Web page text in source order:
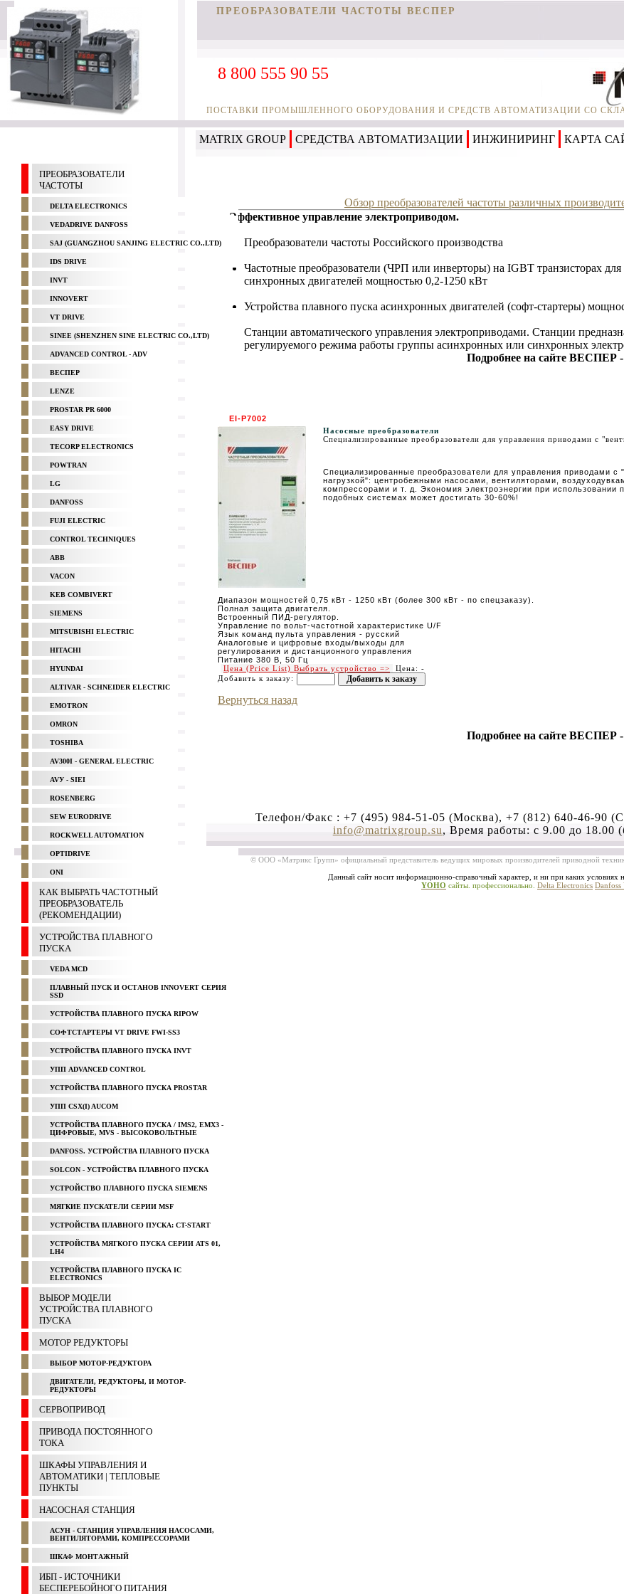
ПРЕОБРАЗОВАТЕЛИ ЧАСТОТЫ ВЕСПЕР
ПОСТАВКИ ПРОМЫШЛЕННОГО ОБОРУДОВАНИЯ И СРЕДСТВ АВТОМАТИЗАЦИИ СО
8 800 555 90 55
MATRIX GROUP СРЕДСТВА АВТОМАТИЗАЦИИ ИНЖИНИРИНГ КАРТА
ПРЕОБРАЗОВАТЕЛИ
ЧАСТОТЫ
DELTA ELECTRONICS
VEDADRIVE DANFOSS
SAJ (GUANGZHOU SANJING ELECTRIC CO.,LTD)
IDS DRIVE
INVT
INNOVERT
VT DRIVE
SINEE (SHENZHEN SINE ELECTRIC CO.,LTD)
ADVANCED CONTROL - ADV
ВЕСПЕР
LENZE
PROSTAR PR 6000
EASY DRIVE
TECORP ELECTRONICS
POWTRAN
LG
DANFOSS
FUJI ELECTRIC
CONTROL TECHNIQUES
ABB
VACON
KEB COMBIVERT
SIEMENS
MITSUBISHI ELECTRIC
HITACHI
HYUNDAI
ALTIVAR - SCHNEIDER ELECTRIC
EMOTRON
OMRON
TOSHIBA
AV300I - GENERAL ELECTRIC
AVУ - SIEI
ROSENBERG
SEW EURODRIVE
ROCKWELL AUTOMATION
OPTIDRIVE
ONI
КАК ВЫБРАТЬ ЧАСТОТНЫЙ
ПРЕОБРАЗОВАТЕЛЬ
(РЕКОМЕНДАЦИИ)
УСТРОЙСТВА ПЛАВНОГО
ПУСКА
VEDA MCD
ПЛАВНЫЙ ПУСК И ОСТАНОВ INNOVERT СЕРИЯ
SSD
УСТРОЙСТВА ПЛАВНОГО ПУСКА RIPOW
СОФТСТАРТЕРЫ VT DRIVE FWI-SS3
УСТРОЙСТВА ПЛАВНОГО ПУСКА INVT
УПП ADVANCED CONTROL
УСТРОЙСТВА ПЛАВНОГО ПУСКА PROSTAR
УПП CSX(I) AUCOM
УСТРОЙСТВА ПЛАВНОГО ПУСКА / IMS2, EMX3 -
ЦИФРОВЫЕ, MVS - ВЫСОКОВОЛЬТНЫЕ
DANFOSS. УСТРОЙСТВА ПЛАВНОГО ПУСКА
SOLCON - УСТРОЙСТВА ПЛАВНОГО ПУСКА
УСТРОЙСТВО ПЛАВНОГО ПУСКА SIEMENS
МЯГКИЕ ПУСКАТЕЛИ СЕРИИ MSF
УСТРОЙСТВА ПЛАВНОГО ПУСКА: CT-START
УСТРОЙСТВА МЯГКОГО ПУСКА СЕРИИ ATS 01,
LH4
УСТРОЙСТВА ПЛАВНОГО ПУСКА IC
ELECTRONICS
ВЫБОР МОДЕЛИ
УСТРОЙСТВА ПЛАВНОГО
ПУСКА
МОТОР РЕДУКТОРЫ
ВЫБОР МОТОР-РЕДУКТОРА
ДВИГАТЕЛИ, РЕДУКТОРЫ, И МОТОР-
РЕДУКТОРЫ
СЕРВОПРИВОД
ПРИВОДА ПОСТОЯННОГО
ТОКА
ШКАФЫ УПРАВЛЕНИЯ И
АВТОМАТИКИ | ТЕПЛОВЫЕ
ПУНКТЫ
НАСОСНАЯ СТАНЦИЯ
АСУН - СТАНЦИЯ УПРАВЛЕНИЯ НАСОСАМИ,
ВЕНТИЛЯТОРАМИ, КОМПРЕССОРАМИ
ШКАФ МОНТАЖНЫЙ
ИБП - ИСТОЧНИКИ
БЕСПЕРЕБОЙНОГО ПИТАНИЯ
Обзор преобразователей частоты различных
Эффективное управление электроприводом.
Преобразователи частоты Российского производства
Частотные преобразователи (ЧРП или инверторы) на IGBT транзисторах
синхронных двигателей мощностью 0,2-1250 кВт
Устройства плавного пуска асинхронных двигателей (софт-стартеры)
Станции автоматического управления электроприводами. Станции
регулируемого режима работы группы асинхронных или синхронных
Подробнее на сайте ВЕСПЕР -
EI-P7002
Насосные преобразователи
Специализированные преобразователи для управления приводами с
Специализированные преобразователи для управления приводами с
нагрузкой": центробежными насосами, вентиляторами,
компрессорами и т. д. Экономия электроэнергии при использовании
подобных системах может достигать 30-60%!
Диапазон мощностей 0,75 кВт - 1250 кВт (более 300 кВт - по спецзаказу).
Полная защита двигателя.
Встроенный ПИД-регулятор.
Управление по вольт-частотной характеристике U/F
Язык команд пульта управления - русский
Аналоговые и цифровые входы/выходы для
регулирования и дистанционного управления
Питание 380 В, 50 Гц
Цена (Price List) Выбрать устройство =>
Цена: -
Добавить к заказу:
Вернуться назад
Подробнее на сайте ВЕСПЕР -
Телефон/Факс : +7 (495) 984-51-05 (Москва), +7 (812) 640-46-90
info@matrixgroup.su, Время работы: с 9.00 до 18.00
© ООО «Матрикс Групп» официальный представитель ведущих мировых производителей приводной
Данный сайт носит информационно-справочный характер, и ни при каких условиях
YOHO сайты. профессионально. Delta Electronics Danfoss